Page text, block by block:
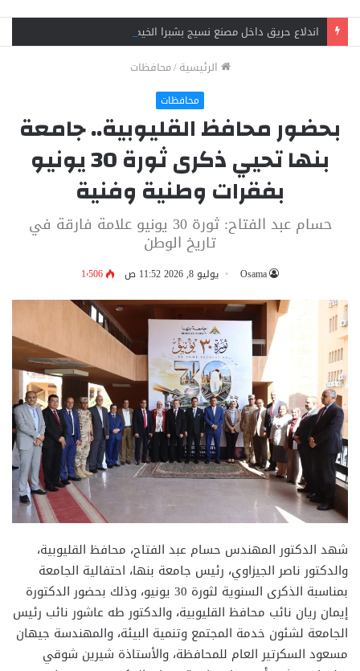
الرئيسية/محافظات
محافظات
بحضور محافظ القليوبية.. جامعة
بنها تحيي ذكرى ثورة 30 يونيو
بفقرات وطنية وفنية
حسام عبد الفتاح: ثورة 30 يونيو علامة فارقة في
تاريخ الوطن
Osama يوليو 8, 2026 11:52 ص 1٬506
شهد الدكتور المهندس حسام عبد الفتاح، محافظ القليوبية،
والدكتور ناصر الجيزاوي، رئيس جامعة بنها، احتفالية الجامعة
بمناسبة الذكرى السنوية لثورة 30 يونيو، وذلك بحضور الدكتورة
إيمان ريان نائب محافظ القليوبية، والدكتور طه عاشور نائب رئيس
الجامعة لشئون خدمة المجتمع وتنمية البيئة، والمهندسة جيهان
مسعود السكرتير العام للمحافظة، والأستاذة شيرين شوقي